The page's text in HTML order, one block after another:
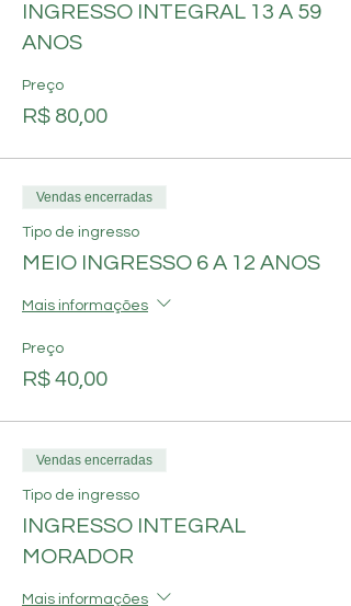
INGRESSO INTEGRAL 13 A 59
ANOS
Preço
R$ 80,00
Vendas encerradas
Tipo de ingresso
MEIO INGRESSO 6 A 12 ANOS
Mais informações
Preço
R$ 40,00
Vendas encerradas
Tipo de ingresso
INGRESSO INTEGRAL
MORADOR
Mais informações